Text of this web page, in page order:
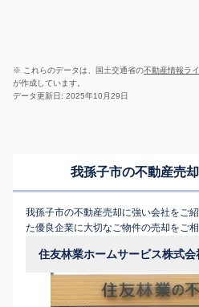
※ これらのデータは、国土交通省の不動産情報ラ
が作成しています。
データ更新日: 2025年10月29日
我孫子市の不動産売
我孫子市の不動産売却に強い会社をご
た優良企業に大切なご物件の売却をご相
住友林業ホームサービス株式